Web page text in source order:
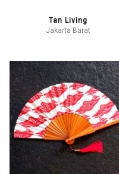
Tan Living
Jakarta Barat